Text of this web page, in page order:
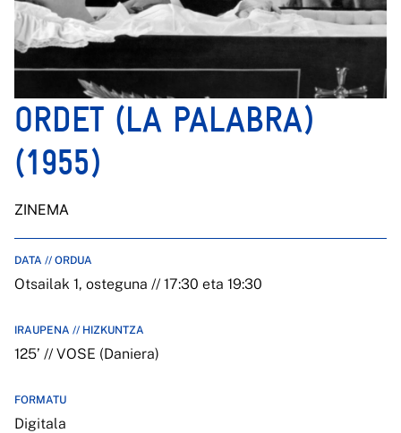
ORDET (LA PALABRA)
(1955)
ZINEMA
DATA // ORDUA
Otsailak 1, osteguna // 17:30 eta 19:30
IRAUPENA // HIZKUNTZA
125’ // VOSE (Daniera)
FORMATU
Digitala